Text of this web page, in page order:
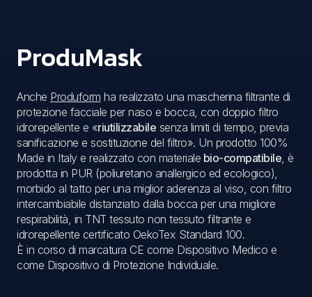
ProduMask
Anche Produform ha realizzato una mascherina filtrante di
protezione facciale per naso e bocca, con doppio filtro
idrorepellente e «riutilizzabile senza limiti di tempo, previa
sanificazione e sostituzione del filtro». Un prodotto 100%
Made in Italy e realizzato con materiale bio-compatibile , è
prodotta in PUR (poliuretano anallergico ed ecologico),
morbido al tatto per una miglior aderenza al viso, con filtro
intercambiabile distanziato dalla bocca per una migliore
respirabilità, in TNT tessuto non tessuto filtrante e
idrorepellente certificato OekoTex Standard 100.
È in corso di marcatura CE come Dispositivo Medico e
come Dispositivo di Protezione Individuale.